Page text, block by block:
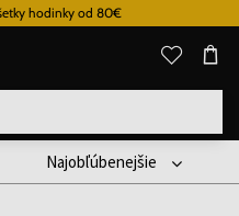
hodinky od 80€
Pánske Hodinky Fossil
Najobľúbenejšie